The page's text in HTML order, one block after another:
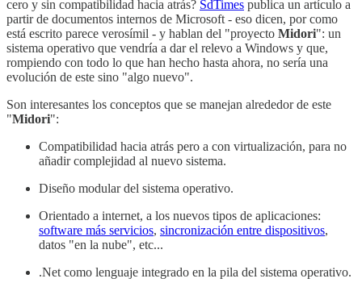
cero y sin compatibilidad hacia atrás? SdTimes publica un artículo a
partir de documentos internos de Microsoft - eso dicen, por como
está escrito parece verosímil - y hablan del "proyecto Midori": un
sistema operativo que vendría a dar el relevo a Windows y que,
rompiendo con todo lo que han hecho hasta ahora, no sería una
evolución de este sino "algo nuevo".
Son interesantes los conceptos que se manejan alrededor de este
"Midori":
Compatibilidad hacia atrás pero a con virtualización, para no
añadir complejidad al nuevo sistema.
Diseño modular del sistema operativo.
Orientado a internet, a los nuevos tipos de aplicaciones:
software más servicios, sincronización entre dispositivos,
datos "en la nube", etc...
.Net como lenguaje integrado en la pila del sistema operativo.